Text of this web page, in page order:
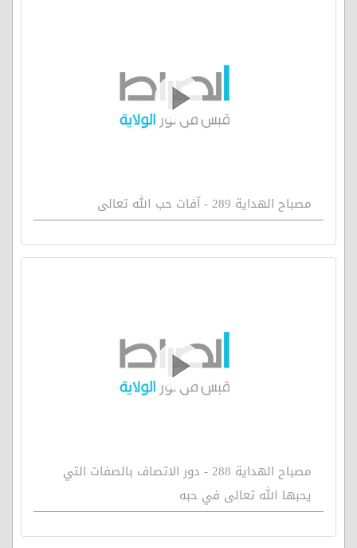
مصباح الهداية 289 - آفات حب الله تعالى
مصباح الهداية 288 - دور الاتصاف بالصفات التي
يحبها الله تعالى في حبه